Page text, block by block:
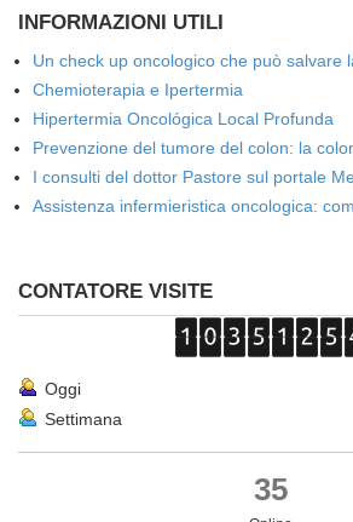
INFORMAZIONI UTILI
Un check up oncologico che può salvare
Chemioterapia e Ipertermia
Hipertermia Oncológica Local Profunda
Prevenzione del tumore del colon: la
I consulti del dottor Pastore sul portale
Assistenza infermieristica oncologica:
CONTATORE VISITE
Oggi
Settimana
35